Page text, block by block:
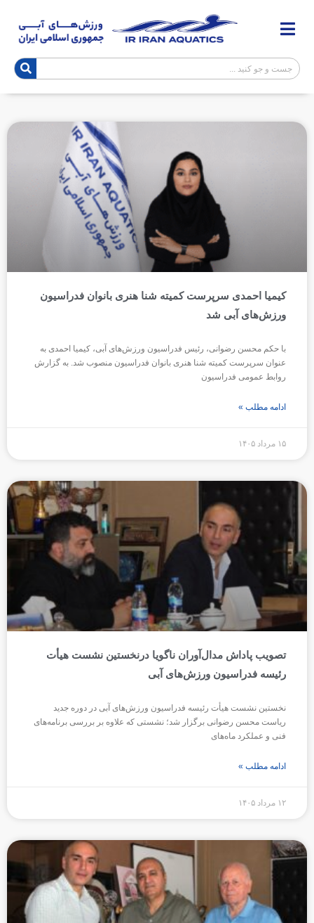
کیمیا احمدی سرپرست کمیته شنا هنری بانوان فدراسیون
ورزش‌های آبی شد
با حکم محسن رضوانی، رئیس فدراسیون ورزش‌های آبی، کیمیا احمدی به
عنوان سرپرست کمیته شنا هنری بانوان فدراسیون منصوب شد. به گزارش
روابط عمومی فدراسیون
ادامه مطلب »
۱۵ مرداد ۱۴۰۵
تصویب پاداش مدال‌آوران ناگویا درنخستین نشست هیأت
رئیسه فدراسیون ورزش‌های آبی
نخستین نشست هیأت رئیسه فدراسیون ورزش‌های آبی در دوره جدید
ریاست محسن رضوانی برگزار شد؛ نشستی که علاوه بر بررسی برنامه‌های
فنی و عملکرد ماه‌های
ادامه مطلب »
۱۲ مرداد ۱۴۰۵